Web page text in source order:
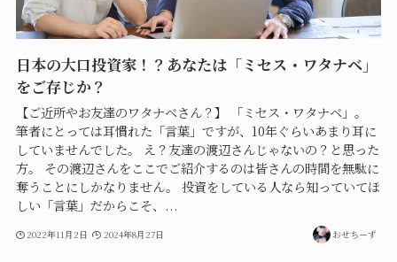
日本の大口投資家！？あなたは「ミセス・ワタナベ」
をご存じか？
【ご近所やお友達のワタナベさん？】 「ミセス・ワタナベ」。
筆者にとっては耳慣れた「言葉」ですが、10年ぐらいあまり耳に
していませんでした。 え？友達の渡辺さんじゃないの？と思った
方。 その渡辺さんをここでご紹介するのは皆さんの時間を無駄に
奪うことにしかなりません。 投資をしている人なら知っていてほ
しい「言葉」だからこそ、...
2022年11月2日 2024年8月27日 おせちーず